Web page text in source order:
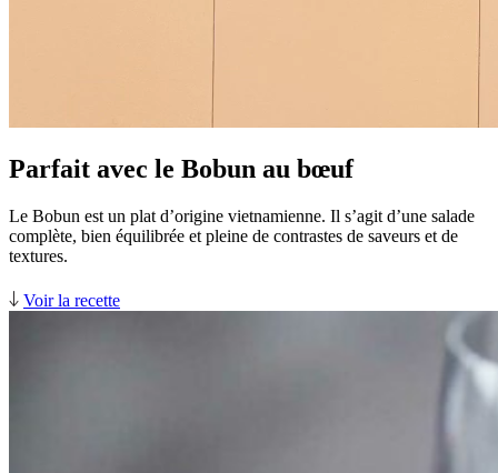
Parfait avec le Bobun au bœuf
Le Bobun est un plat d’origine vietnamienne. Il s’agit d’une salade
complète, bien équilibrée et pleine de contrastes de saveurs et de
textures.
Voir la recette